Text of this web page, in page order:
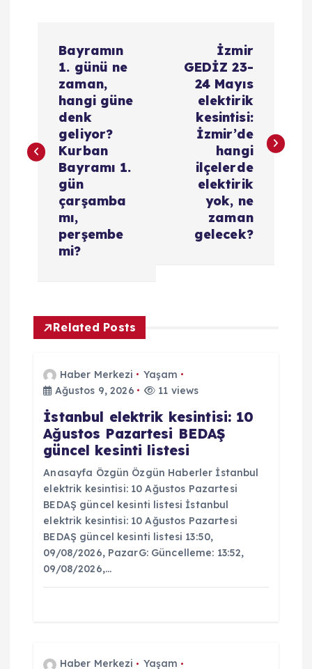
ı
n
m
Bayramın
1. günü ne
zaman,
hangi güne
denk
geliyor?
Kurban
Bayramı 1.
gün
çarşamba
mı,
perşembe
mi?
İzmir
GEDİZ 23-
24 Mayıs
elektirik
kesintisi:
İzmir’de
hangi
ilçelerde
elektirik
yok, ne
zaman
gelecek?
Related Posts
Haber Merkezi
Yaşam
Ağustos 9, 2026
11 views
İstanbul elektrik kesintisi: 10
Ağustos Pazartesi BEDAŞ
güncel kesinti listesi
Anasayfa Özgün Özgün Haberler İstanbul
elektrik kesintisi: 10 Ağustos Pazartesi
BEDAŞ güncel kesinti listesi İstanbul
elektrik kesintisi: 10 Ağustos Pazartesi
BEDAŞ güncel kesinti listesi 13:50,
09/08/2026, PazarG: Güncelleme: 13:52,
09/08/2026,…
Haber Merkezi Yaşam